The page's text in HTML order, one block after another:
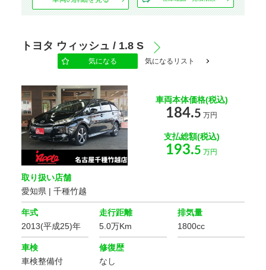
排気量
地域
選択する
もっと詳しく
ボディタイプ
168 台
この条件で検索する
設定をクリア
トヨタ ウィッシュ / 1.8 S
気になる 気になるリスト
車両本体価格(税込)
184.5 万円
支払総額(税込)
193.5 万円
取り扱い店舗
愛知県 | 千種竹越
年式
2013(平成25)年
走行距離
5.0万Km
排気量
1800cc
車検
車検整備付
修復歴
なし